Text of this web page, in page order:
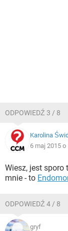
ODPOWIEDŹ 3 / 8
Karolina
6 maj 2015 o
Wiesz, jest sporo
mnie - to
ODPOWIEDŹ 4 / 8
gryf